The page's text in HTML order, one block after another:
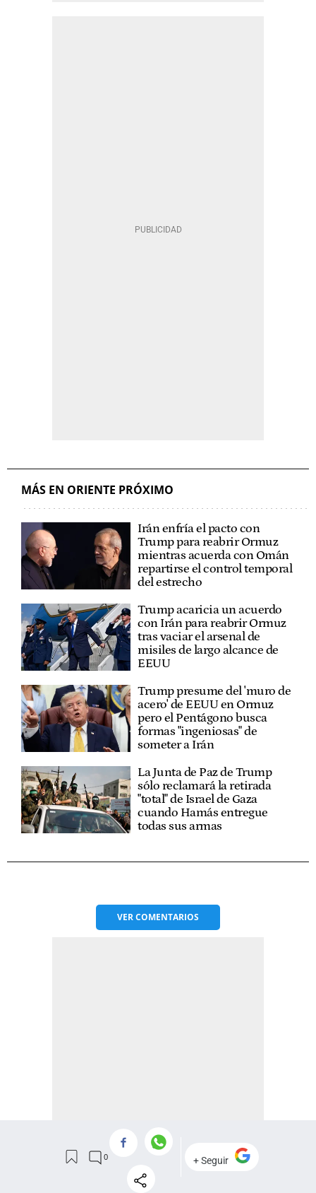
MÁS EN ORIENTE PRÓXIMO
Irán enfría el pacto con
Trump para reabrir Ormuz
mientras acuerda con Omán
repartirse el control temporal
del estrecho
Trump acaricia un acuerdo
con Irán para reabrir Ormuz
tras vaciar el arsenal de
misiles de largo alcance de
EEUU
Trump presume del 'muro de
acero' de EEUU en Ormuz
pero el Pentágono busca
formas "ingeniosas" de
someter a Irán
La Junta de Paz de Trump
sólo reclamará la retirada
"total" de Israel de Gaza
cuando Hamás entregue
todas sus armas
VERCOMENTARIOS